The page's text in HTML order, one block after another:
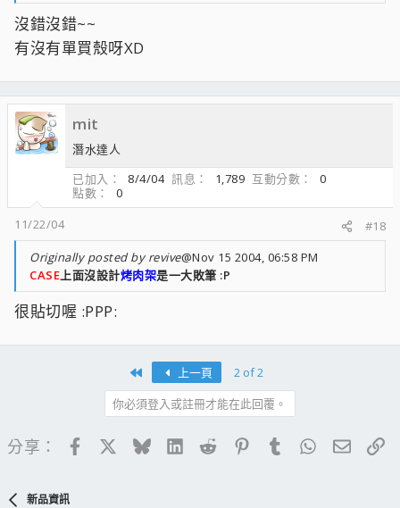
沒錯沒錯~~
有沒有單買殼呀XD
mit
潛水達人
已加入
8/4/04 訊息 1,789 互動分數
0
點數
0
11/22/04
#18
Originally posted by revive@Nov 15 2004, 06:58 PM
CASE 上面沒設計烤肉架是一大敗筆 :P
很貼切喔 :PPP:
上一頁
2 of 2
你必須登入或註冊才能在此回覆。
分享： FacebookBlueskyLinkedIn
Reddit PinterestTumblrWhatsApp
電子
新品資訊